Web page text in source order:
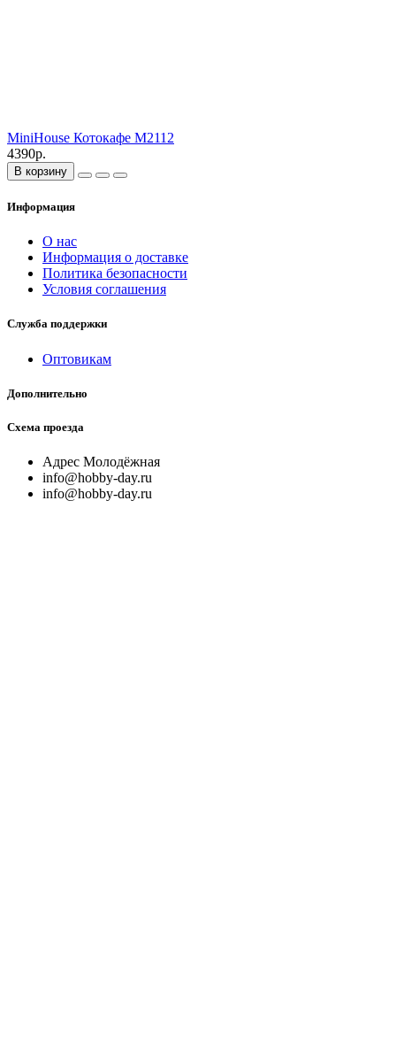
MiniHouse Котокафе M2112
4390р.
В корзину
Информация
О нас
Информация о доставке
Политика безопасности
Условия соглашения
Служба поддержки
Оптовикам
Дополнительно
Схема проезда
Адрес Молодёжная
info@hobby-day.ru
info@hobby-day.ru